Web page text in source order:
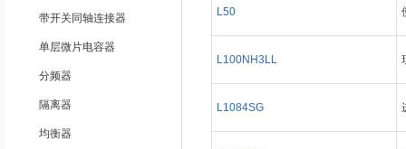
L50
L100NH3LL
L1084SG
带开关同轴连接器
单层微片电容器
分频器
隔离器
均衡器